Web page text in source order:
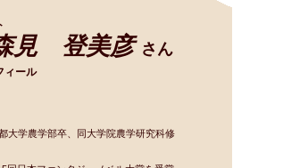
見 登美彦 さん
ィール
大学農学部卒、同大学院農学研究科修